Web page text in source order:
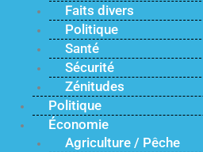
Faits divers
Politique
Santé
Sécurité
Zénitudes
Politique
Économie
Agriculture / Pêche